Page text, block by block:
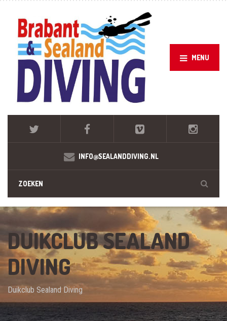
MENU
INFO@SEALANDDIVING.NL
DUIKCLUB SEALAND
DIVING
Duikclub Sealand Diving